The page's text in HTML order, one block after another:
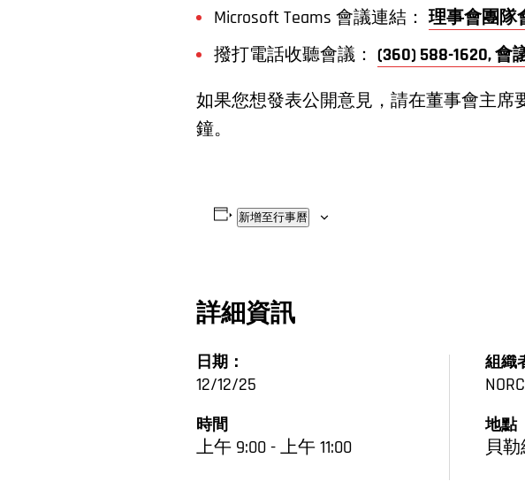
Microsoft Teams 會議連結： 理事會團隊
撥打電話收聽會議： (360) 588-1620, 會
如果您想發表公開意見，請在董事會主席
鐘。
新增至行事曆
詳細資訊
日期：
12/12/25
時間
上午 9:00 - 上午 11:00
組織
地點
貝